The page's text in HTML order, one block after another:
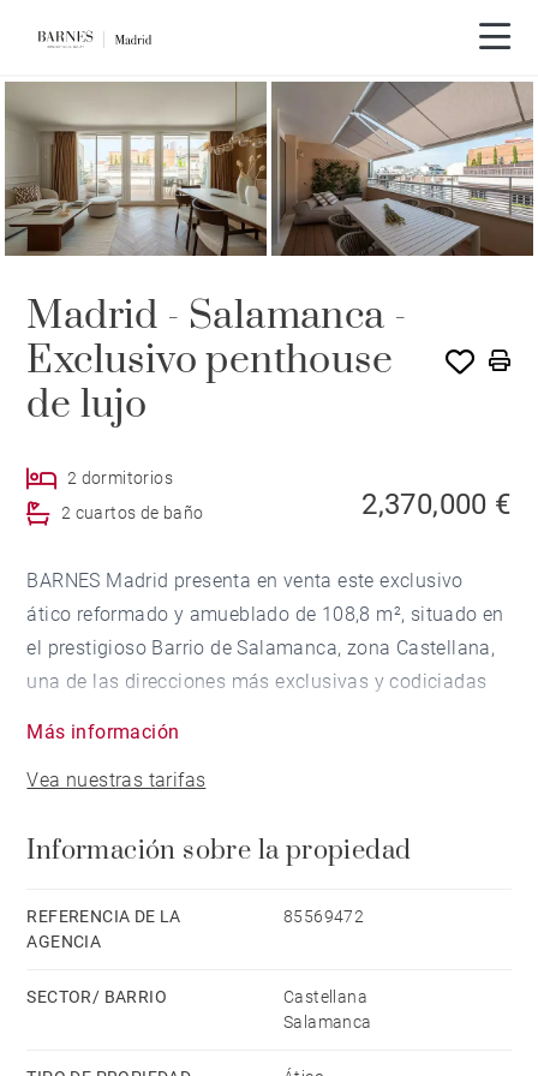
Madrid - Salamanca -
Exclusivo penthouse
de lujo
2 dormitorios
2 cuartos de baño
2,370,000 €
BARNES Madrid presenta en venta este exclusivo
ático reformado y amueblado de 108,8 m², situado en
el prestigioso Barrio de Salamanca, zona Castellana,
una de las direcciones más exclusivas y codiciadas
La vivienda destaca por su amplia terraza privada, un
vistas despejadas excepcionales. Gracias a su
maximiza la entrada de luz natural, todas las
estancias se llenan de luminosidad, creando un
ambiente cálido, elegante y sofisticado.
Más información
Vea nuestras tarifas
Información sobre la propiedad
REFERENCIA DE LA
AGENCIA
85569472
SECTOR/ BARRIO
Castellana
Salamanca